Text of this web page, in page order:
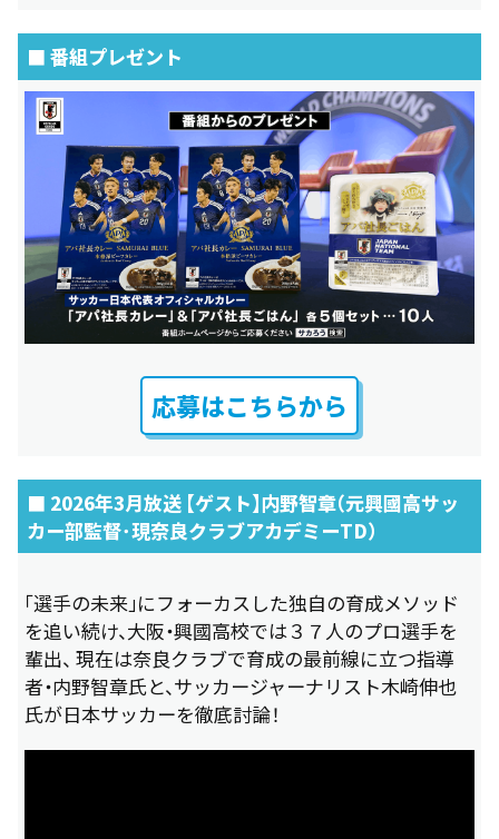
■ 番組プレゼント
応募はこちらから
■ 2026年3月放送 【ゲスト】内野智章（元興國高サッ
カー部監督･現奈良クラブアカデミーTD）
「選手の未来」にフォーカスした独自の育成メソッド
を追い続け、大阪・興國高校では３７人のプロ選手を
輩出、 現在は奈良クラブで育成の最前線に立つ指導
者・内野智章氏と、サッカージャーナリスト木崎伸也
氏が日本サッカーを徹底討論！